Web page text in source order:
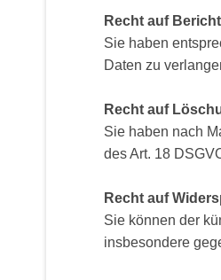
Recht auf
Sie haben
Daten zu
Recht auf
Sie haben nach
des Art. 18
Recht auf
Sie können der
insbesondere